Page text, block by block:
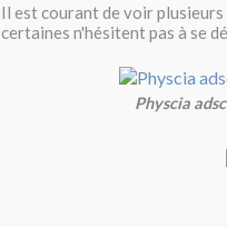
Il est courant de voir plusieurs
certaines n'hésitent pas à se
Physcia